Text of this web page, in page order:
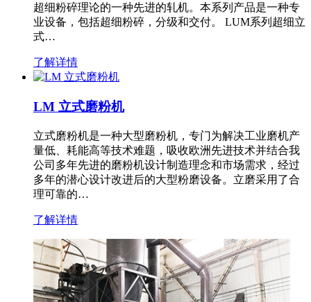
超细粉碎理论的一种先进的轧机。本系列产品是一种专
业设备，包括超细粉碎，分级和交付。 LUM系列超细立
式…
了解详情
LM 立式磨粉机
立式磨粉机是一种大型磨粉机，专门为解决工业磨机产
量低、耗能高等技术难题，吸收欧洲先进技术并结合我
公司多年先进的磨粉机设计制造理念和市场需求，经过
多年的潜心设计改进后的大型粉磨设备。立磨采用了合
理可靠的…
了解详情